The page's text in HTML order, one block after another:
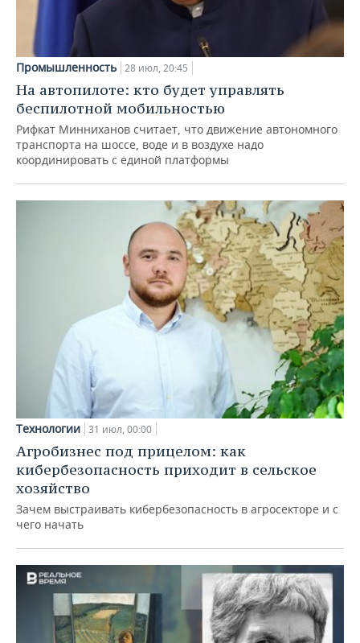
Промышленность 28 июл, 20:45
На автопилоте: кто будет управлять
беспилотной мобильностью
Рифкат Минниханов считает, что движение автономного
транспорта на шоссе, воде и в воздухе надо
координировать с единой платформы
Технологии 31 июл, 00:00
Агробизнес под прицелом: как
кибербезопасность приходит в сельское
хозяйство
Зачем выстраивать кибербезопасность в агросекторе и с
чего начать